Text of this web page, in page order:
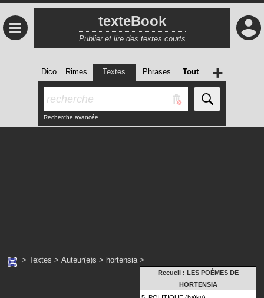
≡ texteBook
Publier et lire des textes courts
Dico Rimes Textes Phrases Tout
Recherche avancée
+
> Textes > Auteur(e)s > hortensia >
Recueil : LES POÈMES DE
HORTENSIA